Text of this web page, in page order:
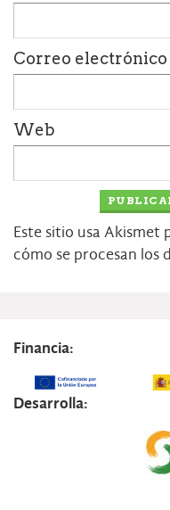
Correo electrónico
Web
Este sitio usa Akismet
cómo se procesan los
Financia:
Desarrolla: